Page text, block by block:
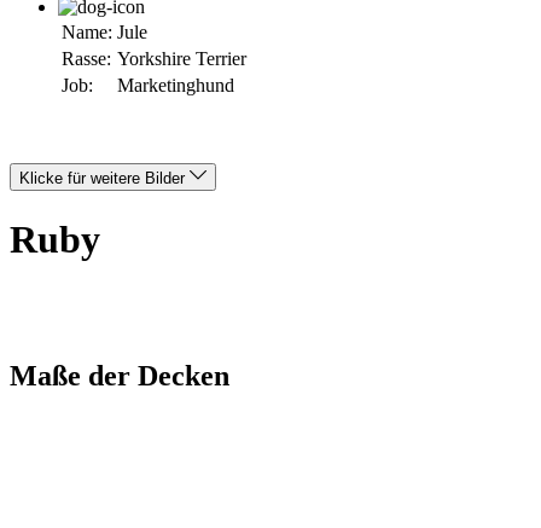
Name: Jule
Rasse: Yorkshire Terrier
Job:
Marketinghund
Klicke für weitere Bilder
Ruby
Maße der Decken